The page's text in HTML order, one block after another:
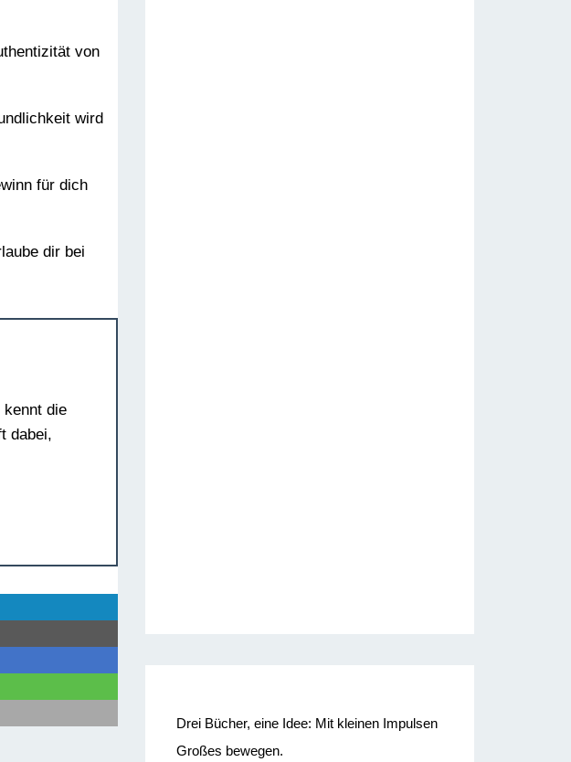
von
wird
für dich
dir bei
kennt die
dabei,
Drei Bücher, eine Idee: Mit kleinen Impulsen
Großes bewegen.